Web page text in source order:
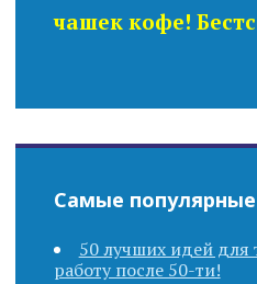
чашек кофе!
Самые популярные
50 лучших идей для
работу после 50-ти!